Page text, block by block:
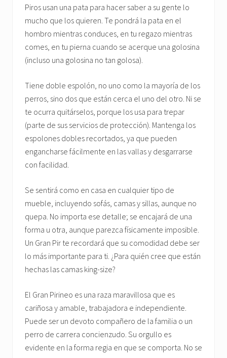
Piros usan una pata para hacer saber a su gente lo
mucho que los quieren. Te pondrá la pata en el
hombro mientras conduces, en tu regazo mientras
comes, en tu pierna cuando se acerque una golosina
(incluso una golosina no tan golosa).
Tiene doble espolón, no uno como la mayoría de los
perros, sino dos que están cerca el uno del otro. Ni se
te ocurra quitárselos, porque los usa para trepar
(parte de sus servicios de protección). Mantenga los
espolones dobles recortados, ya que pueden
engancharse fácilmente en las vallas y desgarrarse
con facilidad.
Se sentirá como en casa en cualquier tipo de
mueble, incluyendo sofás, camas y sillas, aunque no
quepa. No importa ese detalle; se encajará de una
forma u otra, aunque parezca físicamente imposible.
Un Gran Pir te recordará que su comodidad debe ser
lo más importante para ti. ¿Para quién cree que están
hechas las camas king-size?
El Gran Pirineo es una raza maravillosa que es
cariñosa y amable, trabajadora e independiente.
Puede ser un devoto compañero de la familia o un
perro de carrera concienzudo. Su orgullo es
evidente en la forma regia en que se comporta. No se